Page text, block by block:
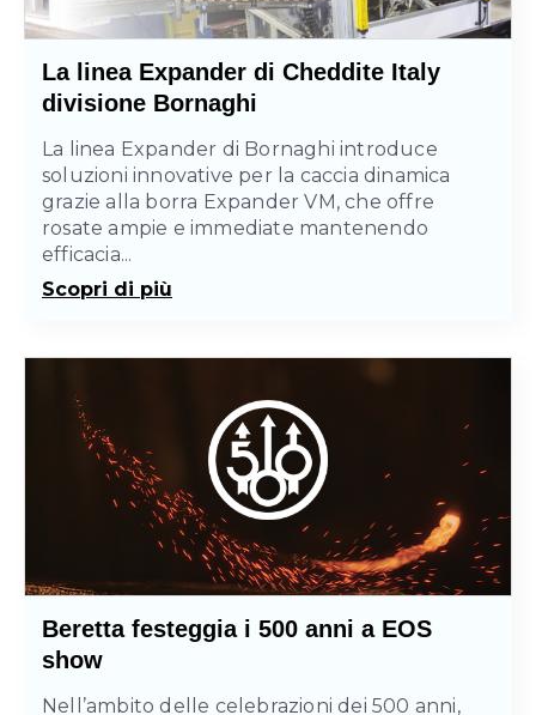
La linea Expander di Cheddite Italy
divisione Bornaghi
La linea Expander di Bornaghi introduce
soluzioni innovative per la caccia dinamica
grazie alla borra Expander VM, che offre
rosate ampie e immediate mantenendo
efficacia...
Scopri di più
Beretta festeggia i 500 anni a EOS
show
Nell’ambito delle celebrazioni dei 500 anni,